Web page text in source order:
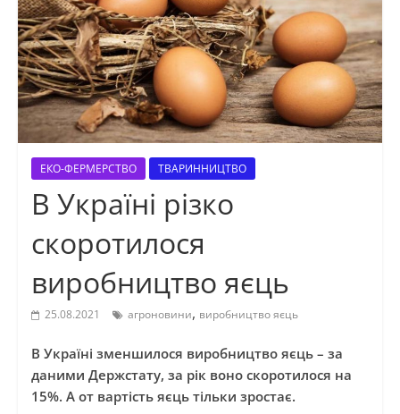
ЕКО-ФЕРМЕРСТВО ТВАРИННИЦТВО
В Україні різко
скоротилося
виробництво яєць
25.08.2021 агроновини, виробництво яєць
В Україні зменшилося виробництво яєць – за
даними Держстату, за рік воно скоротилося на
15%. А от вартість яєць тільки зростає.